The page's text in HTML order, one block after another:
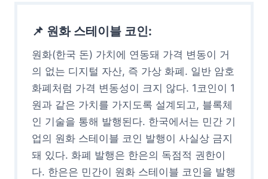
📌 원화 스테이블 코인:
원화(한국 돈) 가치에 연동돼 가격 변동이 거
의 없는 디지털 자산, 즉 가상 화폐. 일반 암호
화폐처럼 가격 변동성이 크지 않다. 1코인이 1
원과 같은 가치를 가지도록 설계되고, 블록체
인 기술을 통해 발행된다. 한국에서는 민간 기
업의 원화 스테이블 코인 발행이 사실상 금지
돼 있다. 화폐 발행은 한은의 독점적 권한이
다. 한은은 민간이 원화 스테이블 코인을 발행